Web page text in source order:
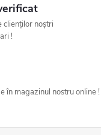
clienților noștri
!
în magazinul nostru online !